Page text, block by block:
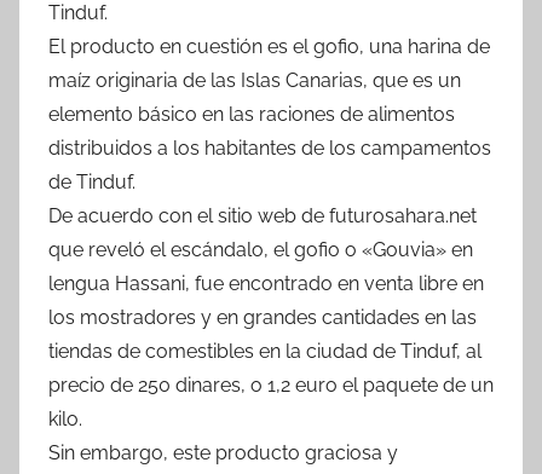
Tinduf.
El producto en cuestión es el gofio, una harina de
maíz originaria de las Islas Canarias, que es un
elemento básico en las raciones de alimentos
distribuidos a los habitantes de los campamentos
de Tinduf.
De acuerdo con el sitio web de futurosahara.net
que reveló el escándalo, el gofio o «Gouvia» en
lengua Hassani, fue encontrado en venta libre en
los mostradores y en grandes cantidades en las
tiendas de comestibles en la ciudad de Tinduf, al
precio de 250 dinares, o 1,2 euro el paquete de un
kilo.
Sin embargo, este producto graciosa y